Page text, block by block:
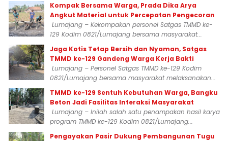
Kompak Bersama Warga, Prada Dika Arya
Angkut Material untuk Percepatan Pengecoran
Lumajang – Kekompakan personel Satgas TMMD ke-
129 Kodim 0821/Lumajang bersama masyarakat...
Jaga Kotis Tetap Bersih dan Nyaman, Satgas
TMMD ke-129 Gandeng Warga Kerja Bakti
Lumajang – Personel Satgas TMMD ke-129 Kodim
0821/Lumajang bersama masyarakat melaksanakan...
TMMD ke-129 Sentuh Kebutuhan Warga, Bangku
Beton Jadi Fasilitas Interaksi Masyarakat
Lumajang – Inilah salah satu penampakan hasil karya
program TMMD ke-129 Kodim 0821/Lumajang...
Pengayakan Pasir Dukung Pembangunan Tugu